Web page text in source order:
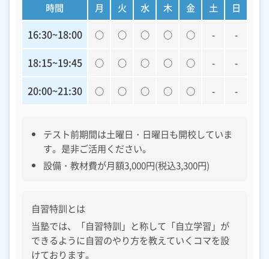
時間 月 火 水 木 金 土 日
16:30~18:00 ○ ○ ○ ○ ○ - -
18:15~19:45 ○ ○ ○ ○ ○ - -
20:00~21:30 ○ ○ ○ ○ ○ - -
テスト前期間は土曜日・日曜日も開校していま
す。是非ご活用ください。
設備・教材費が月額3,000円(税込3,300円)
自習特訓とは
当塾では、「自習特訓」と称して「自立学習」が
できるように自習のやり方を教えていくコマを設
けております。